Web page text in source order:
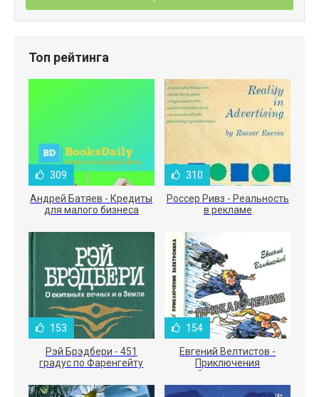
Топ рейтинга
309
Андрей Батяев - Кредиты
для малого бизнеса
310
Россер Ривз - Реальность
в рекламе
153
Рэй Брэдбери - 451
градус по Фаренгейту
154
Евгений Велтистов -
Приключения
Электроника